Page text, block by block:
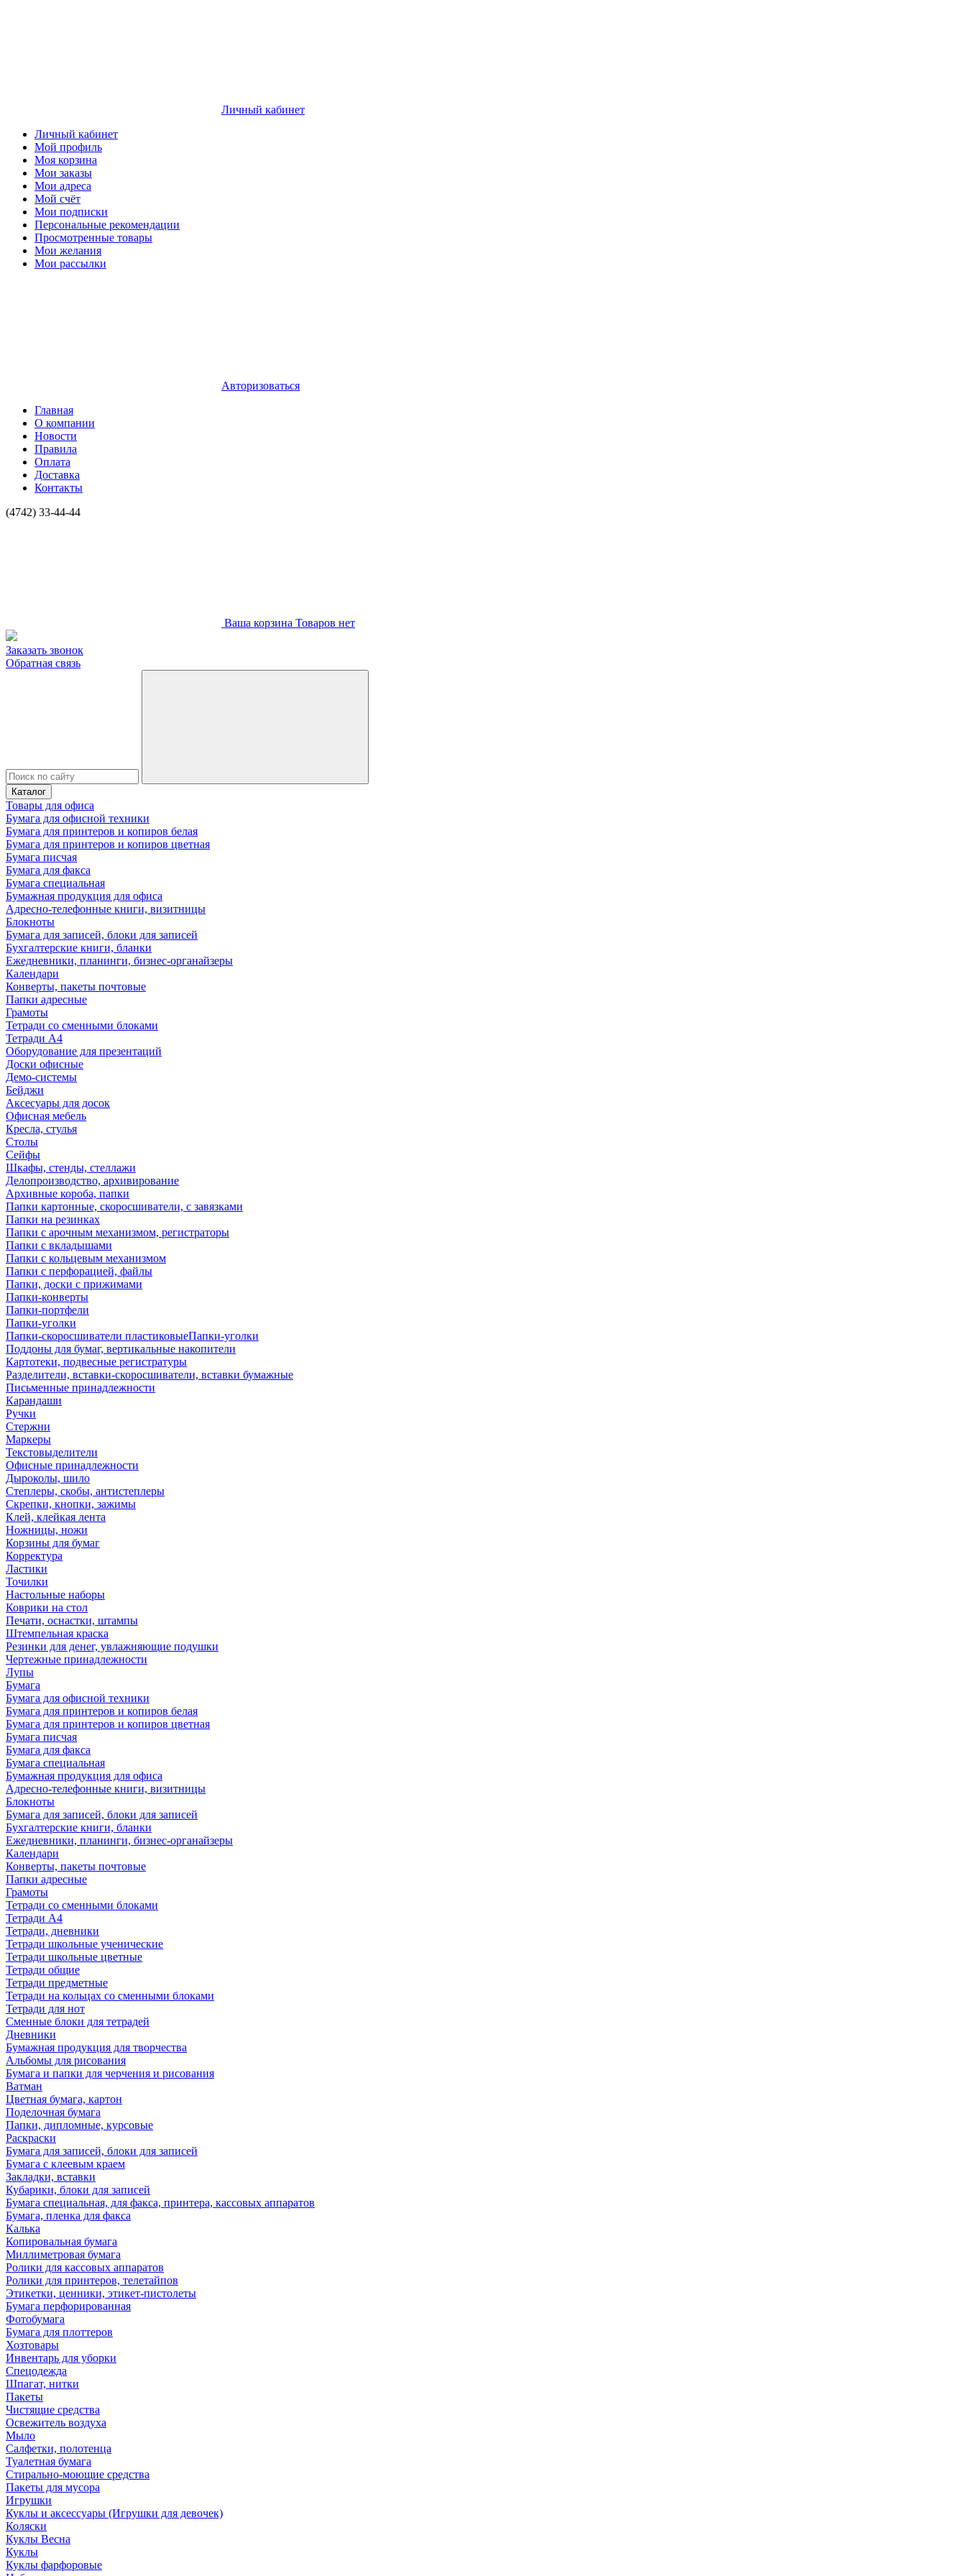
Личный кабинет
Личный кабинет
Мой профиль
Моя корзина
Мои заказы
Мои адреса
Мой счёт
Мои подписки
Персональные рекомендации
Просмотренные товары
Мои желания
Мои рассылки
Авторизоваться
Главная
О компании
Новости
Правила
Оплата
Доставка
Контакты
(4742) 33-44-44
Ваша корзина Товаров нет
Заказать звонок
Обратная связь
Каталог
Товары для офиса
Бумага для офисной техники
Бумага для принтеров и копиров белая
Бумага для принтеров и копиров цветная
Бумага писчая
Бумага для факса
Бумага специальная
Бумажная продукция для офиса
Адресно-телефонные книги, визитницы
Блокноты
Бумага для записей, блоки для записей
Бухгалтерские книги, бланки
Ежедневники, планинги, бизнес-органайзеры
Календари
Конверты, пакеты почтовые
Папки адресные
Грамоты
Тетради со сменными блоками
Тетради А4
Оборудование для презентаций
Доски офисные
Демо-системы
Бейджи
Аксесуары для досок
Офисная мебель
Кресла, стулья
Столы
Сейфы
Шкафы, стенды, стеллажи
Делопроизводство, архивирование
Архивные короба, папки
Папки картонные, скоросшиватели, с завязками
Папки на резинках
Папки с арочным механизмом, регистраторы
Папки с вкладышами
Папки с кольцевым механизмом
Папки с перфорацией, файлы
Папки, доски с прижимами
Папки-конверты
Папки-портфели
Папки-уголки
Папки-скоросшиватели пластиковыеПапки-уголки
Поддоны для бумаг, вертикальные накопители
Картотеки, подвесные регистратуры
Разделители, вставки-скоросшиватели, вставки бумажные
Письменные принадлежности
Карандаши
Ручки
Стержни
Маркеры
Текстовыделители
Офисные принадлежности
Дыроколы, шило
Степлеры, скобы, антистеплеры
Скрепки, кнопки, зажимы
Клей, клейкая лента
Ножницы, ножи
Корзины для бумаг
Корректура
Ластики
Точилки
Настольные наборы
Коврики на стол
Печати, оснастки, штампы
Штемпельная краска
Резинки для денег, увлажняющие подушки
Чертежные принадлежности
Лупы
Бумага
Бумага для офисной техники
Бумага для принтеров и копиров белая
Бумага для принтеров и копиров цветная
Бумага писчая
Бумага для факса
Бумага специальная
Бумажная продукция для офиса
Адресно-телефонные книги, визитницы
Блокноты
Бумага для записей, блоки для записей
Бухгалтерские книги, бланки
Ежедневники, планинги, бизнес-органайзеры
Календари
Конверты, пакеты почтовые
Папки адресные
Грамоты
Тетради со сменными блоками
Тетради А4
Тетради, дневники
Тетради школьные ученические
Тетради школьные цветные
Тетради общие
Тетради предметные
Тетради на кольцах со сменными блоками
Тетради для нот
Сменные блоки для тетрадей
Дневники
Бумажная продукция для творчества
Альбомы для рисования
Бумага и папки для черчения и рисования
Ватман
Цветная бумага, картон
Поделочная бумага
Папки, дипломные, курсовые
Раскраски
Бумага для записей, блоки для записей
Бумага с клеевым краем
Закладки, вставки
Кубарики, блоки для записей
Бумага специальная, для факса, принтера, кассовых аппаратов
Бумага, пленка для факса
Калька
Копировальная бумага
Миллиметровая бумага
Ролики для кассовых аппаратов
Ролики для принтеров, телетайпов
Этикетки, ценники, этикет-пистолеты
Бумага перфорированная
Фотобумага
Бумага для плоттеров
Хозтовары
Инвентарь для уборки
Спецодежда
Шпагат, нитки
Пакеты
Чистящие средства
Освежитель воздуха
Мыло
Салфетки, полотенца
Туалетная бумага
Стирально-моющие средства
Пакеты для мусора
Игрушки
Куклы и аксессуары (Игрушки для девочек)
Коляски
Куклы Весна
Куклы
Куклы фарфоровые